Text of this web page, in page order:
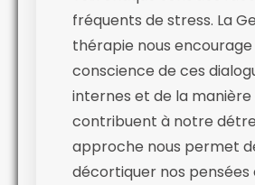
fréquents de stress. La
thérapie nous
conscience de ces
internes et de la manière
contribuent à notre
approche nous permet
décortiquer nos pensées